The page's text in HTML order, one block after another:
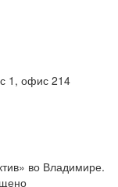
1, офис 214
во Владимире.